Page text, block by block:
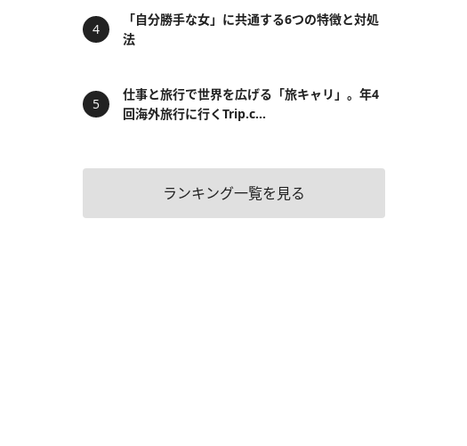
「自分勝手な女」に共通する6つの特徴と対処
法
仕事と旅行で世界を広げる「旅キャリ」。年4
回海外旅行に行くTrip.c...
ランキング一覧を見る